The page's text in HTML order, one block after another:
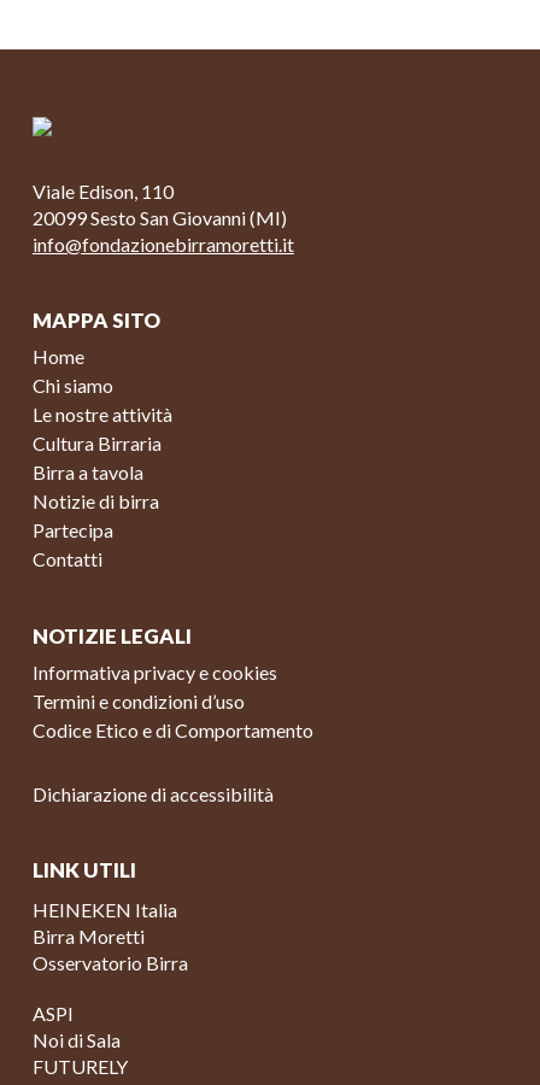
Viale Edison, 110
20099 Sesto San Giovanni (MI)
info@fondazionebirramoretti.it
MAPPA SITO
Home
Chi siamo
Le nostre attività
Cultura Birraria
Birra a tavola
Notizie di birra
Partecipa
Contatti
NOTIZIE LEGALI
Informativa privacy e cookies
Termini e condizioni d’uso
Codice Etico e di Comportamento
Dichiarazione di accessibilità
LINK UTILI
HEINEKEN Italia
Birra Moretti
Osservatorio Birra
ASPI
Noi di Sala
FUTURELY